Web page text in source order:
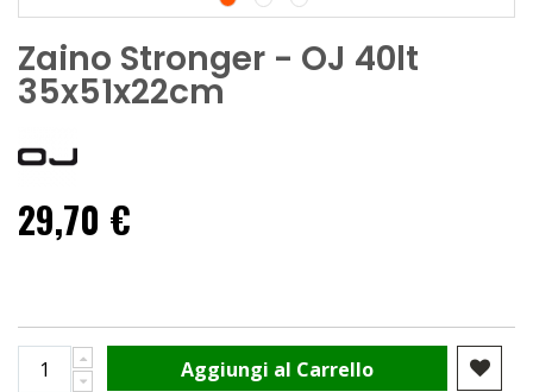
Zaino Stronger - OJ 40lt
35x51x22cm
29,70 €
Aggiungi al Carrello